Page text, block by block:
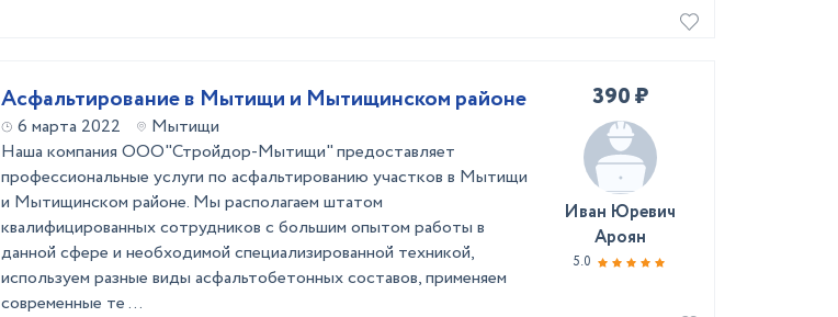
Асфальтирование в Мытищи и Мытищинском районе
6 марта 2022
Мытищи
Наша компания ООО"Стройдор-Мытищи" предоставляет
профессиональные услуги по асфальтированию участков в Мытищи
и Мытищинском районе. Мы располагаем штатом
квалифицированных сотрудников с большим опытом работы в
данной сфере и необходимой специализированной техникой,
используем разные виды асфальтобетонных составов, применяем
современные те ...
390 ₽
Иван Юревич
Ароян
5.0